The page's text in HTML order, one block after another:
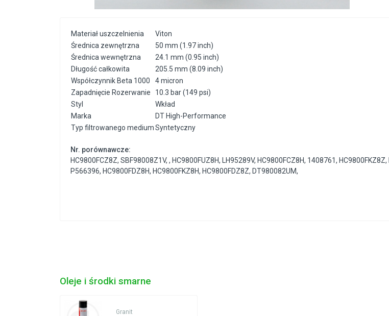
Materiał uszczelnienia
Viton
Średnica zewnętrzna
50 mm (1.97 inch)
Średnica wewnętrzna
24.1 mm (0.95 inch)
Długość całkowita
205.5 mm (8.09 inch)
Współczynnik Beta 1000
4 micron
Zapadnięcie Rozerwanie
10.3 bar (149 psi)
Styl
Wkład
Marka
DT High-Performance
Typ filtrowanego mediumSyntetyczny
Nr. porównawcze:
HC9800FCZ8Z, SBF98008Z1V, , HC9800FUZ8H, LH95289V, HC9800FCZ8H, 1408761, HC9800FKZ8Z,
P566396, HC9800FDZ8H, HC9800FKZ8H, HC9800FDZ8Z, DT980082UM,
Oleje i środki smarne
Granit